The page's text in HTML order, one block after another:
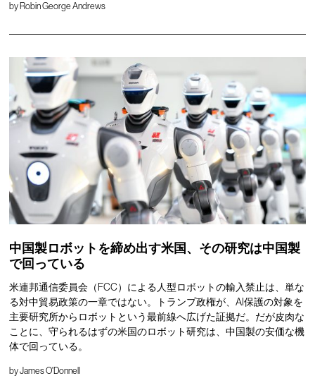
by Robin George Andrews
中国製ロボットを締め出す米国、その研究は中国製
で回っている
米連邦通信委員会（FCC）による人型ロボットの輸入禁止は、単な
る対中貿易政策の一章ではない。トランプ政権が、AI保護の対象を
主要研究所からロボットという最前線へ広げた証拠だ。だが皮肉な
ことに、守られるはずの米国のロボット研究は、中国製の安価な機
体で回っている。
byJames O'Donnell